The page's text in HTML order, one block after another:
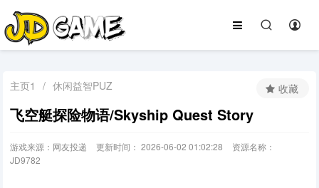
主页1 / 休闲益智PUZ
飞空艇探险物语/Skyship Quest Story
游戏来源：网友投递 更新时间： 2026-06-02 01:02:28
资源名称：
JD9782
收藏